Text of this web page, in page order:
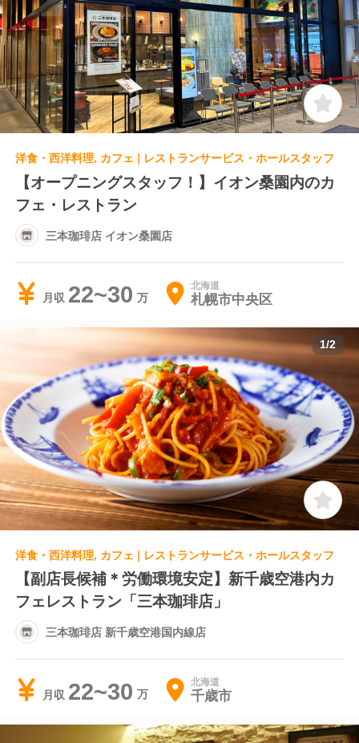
洋食・西洋料理, カフェ | レストランサービス・ホールスタッフ
【オープニングスタッフ！】イオン桑園内のカ
フェ・レストラン
三本珈琲店 イオン桑園店
月収 22~30 北海道
札幌市中央区
1/2
洋食・西洋料理, カフェ | レストランサービス・ホールスタッフ
【副店長候補＊労働環境安定】新千歳空港内カ
フェレストラン「三本珈琲店」
三本珈琲店 新千歳空港国内線店
月収 22~30 北海道
千歳市